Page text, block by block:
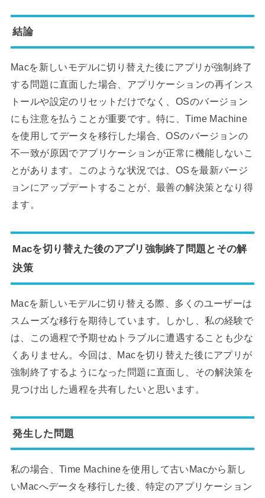
結論
Macを新しいモデルに切り替えた後にアプリが強制終了
する問題に直面した場合、アプリケーションの再インス
トールや設定のリセットだけでなく、OSのバージョン
にも注意を払うことが重要です。特に、Time Machine
を使用してデータを移行した場合、OSのバージョンの
不一致が原因でアプリケーションが正常に機能しないこ
とがあります。このような状況では、OSを最新バージ
ョンにアップデートすることが、最善の解決策となり得
ます。
Macを切り替えた後のアプリ強制終了問題とその解
決策
Macを新しいモデルに切り替える際、多くのユーザーは
スムーズな移行を期待しています。しかし、私の経験で
は、この過程で予期せぬトラブルに遭遇することも少な
くありません。今回は、Macを切り替えた後にアプリが
強制終了するようになった問題に直面し、その解決策を
見つけ出した過程を共有したいと思います。
発生した問題
私の場合、Time Machineを使用して古いMacから新し
いMacへデータを移行した後、特定のアプリケーション